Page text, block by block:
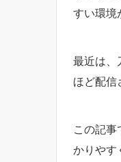
すい環境
最近は、
ほど配信
この記
かりやす